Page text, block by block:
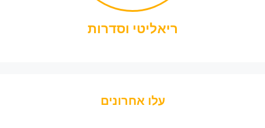
ריאליטי וסדרות
עלו אחרונים